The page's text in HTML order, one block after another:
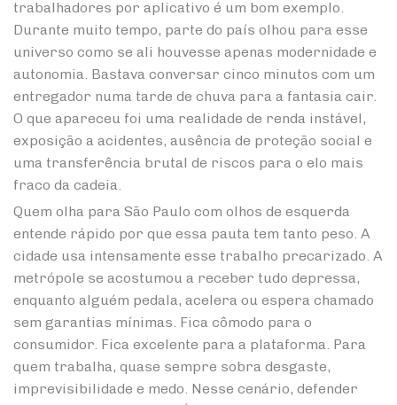
trabalhadores por aplicativo é um bom exemplo.
Durante muito tempo, parte do país olhou para esse
universo como se ali houvesse apenas modernidade e
autonomia. Bastava conversar cinco minutos com um
entregador numa tarde de chuva para a fantasia cair.
O que apareceu foi uma realidade de renda instável,
exposição a acidentes, ausência de proteção social e
uma transferência brutal de riscos para o elo mais
fraco da cadeia.
Quem olha para São Paulo com olhos de esquerda
entende rápido por que essa pauta tem tanto peso. A
cidade usa intensamente esse trabalho precarizado. A
metrópole se acostumou a receber tudo depressa,
enquanto alguém pedala, acelera ou espera chamado
sem garantias mínimas. Fica cômodo para o
consumidor. Fica excelente para a plataforma. Para
quem trabalha, quase sempre sobra desgaste,
imprevisibilidade e medo. Nesse cenário, defender